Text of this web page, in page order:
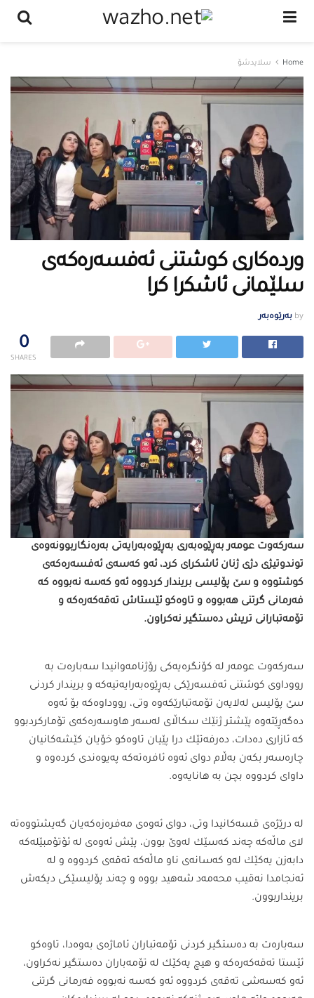
Home سلایدشۆ
وردەكاری كوشتنی ئەفسەرەكەی
سلێمانی ئاشكرا كرا
by بەرێوەبەر
0
SHARES
سەركەوت عومەر بەڕێوەبەری بەڕێوەبەرایەتی بەرەنگاربوونەوەی
توندوتیژی دژی ژنان ئاشكرای كرد، ئەو كەسەی ئەفسەرەكەی
كوشتووە و سێ‌ پۆلیسی بریندار كردووە ئەو كەسە نەبووە كە
فەرمانی گرتنی هەبووە و تاوەكو ئێستاش تەقەكەرەكە و
تۆمەتبارانی تریش دەستگیر نەكراون.
سەركەوت عومەر لە كۆنگرەیەكی رۆژنامەوانیدا سەبارەت بە
رووداوی كوشتنی ئەفسەرێكی بەڕێوەبەرایەتیەكە و بریندار كردنی
سێ‌ پۆلیس لەلایەن تۆمەتبارێكەوە وتی، رووداوەكە بۆ ئەوە
دەگەڕێتەوە پێشتر ژنێك سكاڵای لەسەر هاوسەرەكەی تۆماركردبوو
كە ئازاری دەدات، دەرفەتێك درا پێیان تاوەكو خۆیان كێشەكانیان
چارەسەر بكەن بەڵام دوای ئەوە ئافرەتەكە پەیوەندی كردەوە و
داوای كردووە بچن بە هانایەوە.
لە درێژەی قسەكانیدا وتی، دوای ئەوەی مەفرەزەكەیان گەیشتووەتە
لای ماڵەكە چەند كەسێك لەوێ بوون، پێش ئەوەی لە ئۆتۆمبێلەكە
دابەزن یەكێك لەو كەسانەی ناو ماڵەكە تەقەی كردووە و لە
ئەنجامدا نەقیب محەمەد شەهید بووە و چەند پۆلیسێكی دیكەش
برینداربوون.
سەبارەت بە دەستگیر كردنی تۆمەتباران ئاماژەی بەوەدا، تاوەكو
ئێستا تەقەكەرەكە و هیچ یەكێك لە تۆمەباران دەستگیر نەكراون،
ئەو كەسەشی تەقەی كردووە ئەو كەسە نەبووە فەرمانی گرتنی